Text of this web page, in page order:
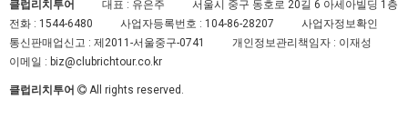
클럽리치투어 대표 : 유은주
서울시 중구 동호로 20길 6 아세아빌딩 1층
전화 : 1544-6480 사업자등록번호 : 104-86-28207
사업자정보확인
통신판매업신고 : 제2011-서울중구-0741
개인정보관리책임자 : 이재성
이메일 : biz@clubrichtour.co.kr
클럽리치투어 All rights reserved.